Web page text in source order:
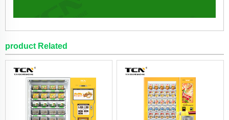
product Related